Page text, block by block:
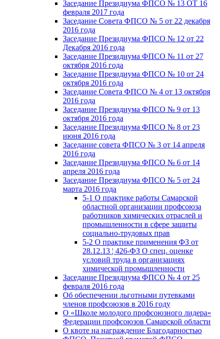
Заседание Президиума ФПСО № 13 ОТ 16
февраля 2017 года
Заседание Совета ФПСО № 5 от 22 декабря
2016 года
Заседание Президиума ФПСО № 12 от 22
Декабря 2016 года
Заседание Президиума ФПСО № 11 от 27
октября 2016 года
Заседание Президиума ФПСО № 10 от 24
октября 2016 года
Заседание Совета ФПСО № 4 от 13 октября
2016 года
Заседание Президиума ФПСО № 9 от 13
октября 2016 года
Заседание Президиума ФПСО № 8 от 23
июня 2016 года
Заседание совета ФПСО № 3 от 14 апреля
2016 года
Заседание Президиума ФПСО № 6 от 14
апреля 2016 года
Заседание Президиума ФПСО № 5 от 24
марта 2016 года
5-1 О практике работы Самарской
областной организации профсоюза
работников химических отраслей и
промышленности в сфере защиты
социально-трудовых прав
5-2 О практике применения ФЗ от
28.12.13 ¦ 426-ФЗ О спец. оценке
условий труда в организациях
химической промышленности
Заседание Президиума ФПСО № 4 от 25
февраля 2016 года
Об обеспечении льготными путевками
членов профсоюзов в 2016 году
О «Школе молодого профсоюзного лидера»
Федерации профсоюзов Самарской области
О квоте на награждение Благодарностью